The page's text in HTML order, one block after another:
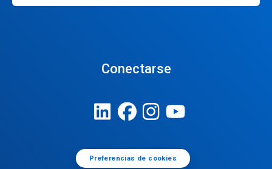
Conectarse
Preferencias de cookies